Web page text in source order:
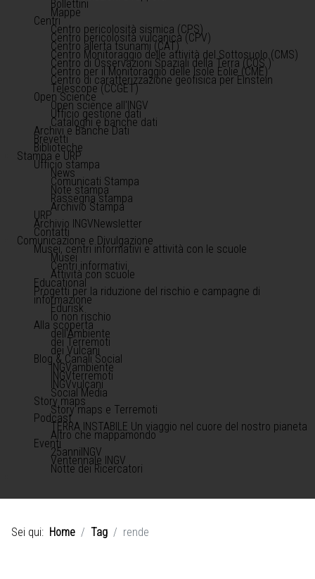
Bollettini
Mappe
Centri
Centro pericolosità sismica (CPS)
Centro pericolosità vulcanica (CPV)
Centro allerta tsunami (CAT)
Centro Monitoraggio delle attività del Sottosuolo (CMS)
Centro di Osservazioni Spaziali della Terra (COS )
Centro per il Monitoraggio delle Isole Eolie (CME)
Centro di caratterizzazione geofisica per Einstein
Telescope (CCGET)
Open Science
Open science all'INGV
Ufficio gestione dati
Cataloghi e banche dati
Archivi e Banche Dati
Brevetti
Biblioteche
Stampa e URP
Ufficio stampa
News
Comunicati Stampa
Note stampa
Rassegna stampa
Archivio Stampa
URP
Archivio INGVNewsletter
Contatti
Comunicazione e Divulgazione
Musei, centri informativi e attività con le scuole
Musei
Centri informativi
Attività con scuole
Educational
Progetti per la riduzione del rischio e campagne di
informazione
Edurisk
Io non rischio
Alla scoperta
dell'Ambiente
dei Terremoti
dei Vulcani
Blog & Canali Social
INGVambiente
INGVterremoti
INGVvulcani
Social Media
Story maps
Story maps e Terremoti
Podcast
TERRA INSTABILE Un viaggio nel cuore del nostro pianeta
Altro che mappamondo
Eventi
25anniINGV
Ventennale INGV
Notte dei Ricercatori
Sei qui: Home Tag rende